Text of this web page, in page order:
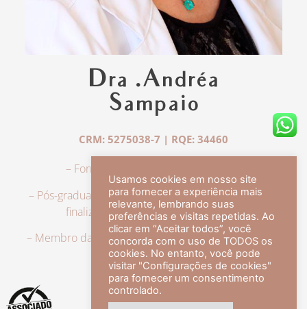
Dra .Andréa
Sampaio
CRM: 5275038-7 | RQE: 34460
– Formação em Medicina pela UFRJ.
– Pós-graduação em Dermatologia pela UFRJ, tendo
finalizado a especialização em 2007.
– Membro da Sociedade Brasileira de Dermatologia,
com título de especialista.
veja mais +
Usamos cookies em nosso site
para fornecer a experiência mais
relevante, lembrando suas
preferências e visitas repetidas. Ao
clicar em “Aceitar todos”, você
concorda com o uso de TODOS os
cookies. No entanto, você pode
visitar "Configurações de cookies"
para fornecer um consentimento
controlado.